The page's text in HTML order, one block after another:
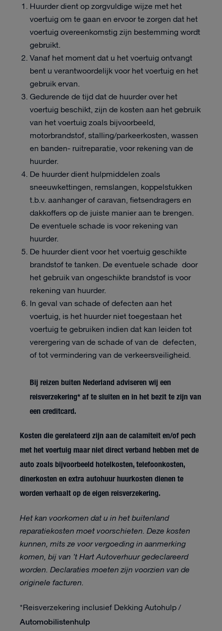
Huurder dient op zorgvuldige wijze met het
voertuig om te gaan en ervoor te zorgen dat het
voertuig overeenkomstig zijn bestemming wordt
gebruikt.
Vanaf het moment dat u het voertuig ontvangt
bent u verantwoordelijk voor het voertuig en het
gebruik ervan.
Gedurende de tijd dat de huurder over het
voertuig beschikt, zijn de kosten aan het gebruik
van het voertuig zoals bijvoorbeeld,
motorbrandstof, stalling/parkeerkosten, wassen
en banden- ruitreparatie, voor rekening van de
huurder.
De huurder dient hulpmiddelen zoals
sneeuwkettingen, remslangen, koppelstukken
t.b.v. aanhanger of caravan, fietsendragers en
dakkoffers op de juiste manier aan te brengen.
De eventuele schade is voor rekening van
huurder.
De huurder dient voor het voertuig geschikte
brandstof te tanken. De eventuele schade door
het gebruik van ongeschikte brandstof is voor
rekening van huurder.
In geval van schade of defecten aan het
voertuig, is het huurder niet toegestaan het
voertuig te gebruiken indien dat kan leiden tot
verergering van de schade of van de defecten,
of tot vermindering van de verkeersveiligheid.
Bij reizen buiten Nederland adviseren wij een
reisverzekering* af te sluiten en in het bezit te zijn van
een creditcard.
Kosten die gerelateerd zijn aan de calamiteit en/of pech
met het voertuig maar niet direct verband hebben met de
auto zoals bijvoorbeeld hotelkosten, telefoonkosten,
dinerkosten en extra autohuur huurkosten dienen te
worden verhaalt op de eigen reisverzekering.
Het kan voorkomen dat u in het buitenland
reparatiekosten moet voorschieten. Deze kosten
kunnen, mits ze voor vergoeding in aanmerking
komen, bij van ’t Hart Autoverhuur gedeclareerd
worden. Declaraties moeten zijn voorzien van de
originele facturen.
*Reisverzekering inclusief Dekking Autohulp /
Automobilistenhulp